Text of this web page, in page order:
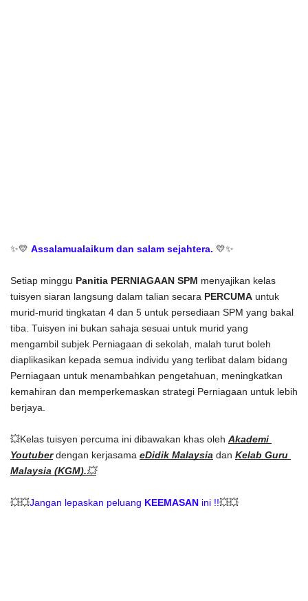
✨💛 Assalamualaikum dan salam sejahtera. 💛✨
Setiap minggu Panitia PERNIAGAAN SPM menyajikan kelas
tuisyen siaran langsung dalam talian secara PERCUMA untuk
murid-murid tingkatan 4 dan 5 untuk persediaan SPM yang bakal
tiba. Tuisyen ini bukan sahaja sesuai untuk murid yang
mengambil subjek Perniagaan di sekolah, malah turut boleh
diaplikasikan kepada semua individu yang terlibat dalam bidang
Perniagaan untuk menambahkan pengetahuan, meningkatkan
kemahiran dan memperkemaskan strategi Perniagaan untuk lebih
berjaya.
💥Kelas tuisyen percuma ini dibawakan khas oleh Akademi
Youtuber dengan kerjasama eDidik Malaysia dan Kelab Guru
Malaysia (KGM).💥
💥💥Jangan lepaskan peluang KEEMASAN ini !!💥💥